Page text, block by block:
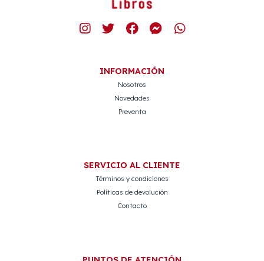
INFORMACIÓN
Nosotros
Novedades
Preventa
SERVICIO AL CLIENTE
Términos y condiciones
Políticas de devolución
Contacto